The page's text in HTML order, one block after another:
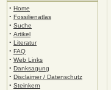
· Home
· Fossilienatlas
· Suche
· Artikel
· Literatur
· FAQ
· Web Links
· Danksagung
· Disclaimer / Datenschutz
· Steinkern